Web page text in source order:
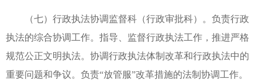
（七）行政执法协调监督科（行政审批科）。负责行政
执法的综合协调工作。指导、监督行政执法工作，推进严格
规范公正文明执法。协调行政执法体制改革和行政执法中的
重要问题和争议。负责“放管服”改革措施的法制协调工作。